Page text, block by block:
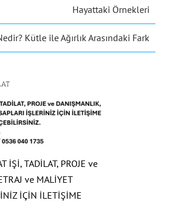
Hayattaki Örnekleri
Kütle ile Ağırlık Arasındaki Fark
İŞİ, TADİLAT, PROJE ve
ve MALİYET
İÇİN İLETİŞİME